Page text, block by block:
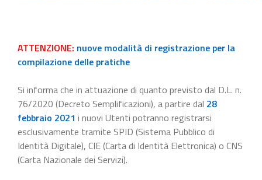
ATTENZIONE: nuove modalità di registrazione per la
compilazione delle pratiche
Si informa che in attuazione di quanto previsto dal D.L. n.
76/2020 (Decreto Semplificazioni), a partire dal 28
febbraio 2021 i nuovi Utenti potranno registrarsi
esclusivamente tramite SPID (Sistema Pubblico di
Identità Digitale), CIE (Carta di Identità Elettronica) o CNS
(Carta Nazionale dei Servizi).